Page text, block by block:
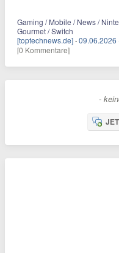
Gaming / Mobile / News /
Gourmet / Switch
[toptechnews.de] ·09.06.2026
[0 Kommentare]
-